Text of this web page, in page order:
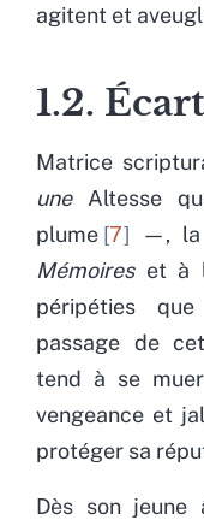
agitent et
1.2.
Matrice
uneAltesse
plume 7
—, la
Mémoireset à
péripéties
passage de
tend à se
vengeance et
protéger sa
Dès son jeune